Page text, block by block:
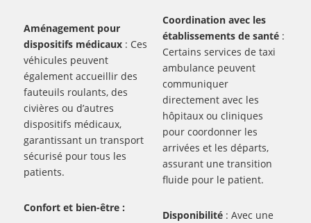
Aménagement pour
dispositifs médicaux: Ces
véhicules peuvent
également accueillir des
fauteuils roulants, des
civières ou d’autres
dispositifs médicaux,
garantissant un transport
sécurisé pour tous les
patients.
Confort et bien-être :
Coordination avec les
établissements de santé:
Certains services de taxi
ambulance peuvent
communiquer
directement avec les
hôpitaux ou cliniques
pour coordonner les
arrivées et les départs,
assurant une transition
fluide pour le patient.
Disponibilité: Avec une